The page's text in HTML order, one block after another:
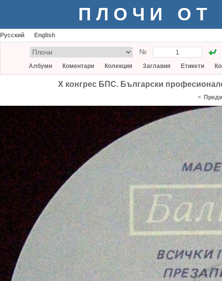
ПЛОЧИ ОТ
Русский English
№
Албуми Коментари Колекция Заглавия Етикети
Х конгрес БПС. Български
«